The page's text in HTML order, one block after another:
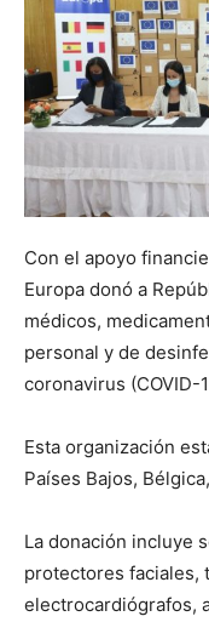
Con el apoyo
Europa donó a
médicos,
personal y de
coronavirus (COVID-
Esta organización
Países Bajos,
La donación incluye
protectores faciales,
electrocardiógrafos,